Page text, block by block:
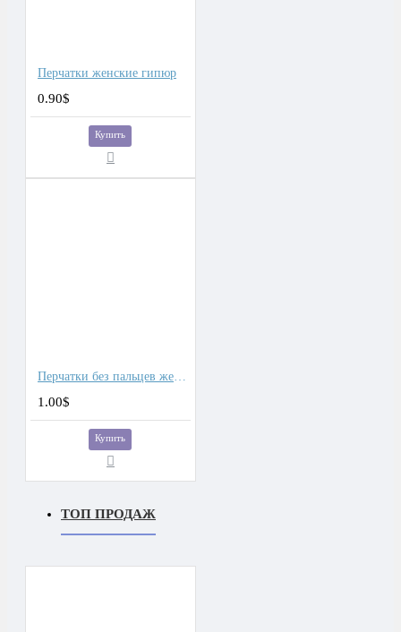
Перчатки женские гипюр
0.90$
Купить
Перчатки без пальцев женские гипюр
1.00$
Купить
ТОП ПРОДАЖ